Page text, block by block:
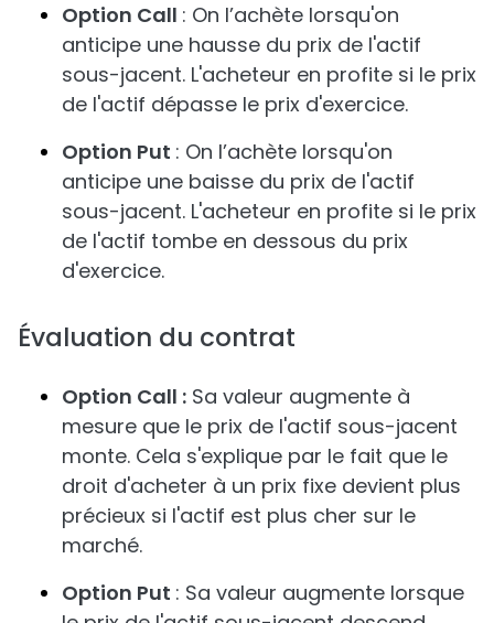
Option Call : On l’achète lorsqu'on
anticipe une hausse du prix de l'actif
sous-jacent. L'acheteur en profite si le prix
de l'actif dépasse le prix d'exercice.
Option Put : On l’achète lorsqu'on
anticipe une baisse du prix de l'actif
sous-jacent. L'acheteur en profite si le prix
de l'actif tombe en dessous du prix
d'exercice.
Évaluation du contrat
Option Call : Sa valeur augmente à
mesure que le prix de l'actif sous-jacent
monte. Cela s'explique par le fait que le
droit d'acheter à un prix fixe devient plus
précieux si l'actif est plus cher sur le
marché.
Option Put : Sa valeur augmente lorsque